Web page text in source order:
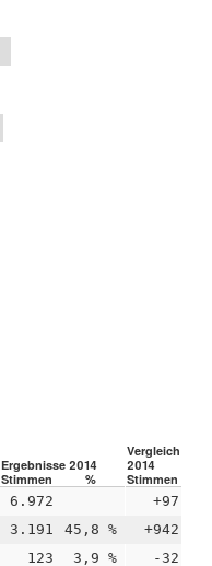
Ergebnisse 2014
Vergleich
2014
Stimmen % Stimmen
6.972 +97
3.191 45,8 % +942
123 3,9 % -32